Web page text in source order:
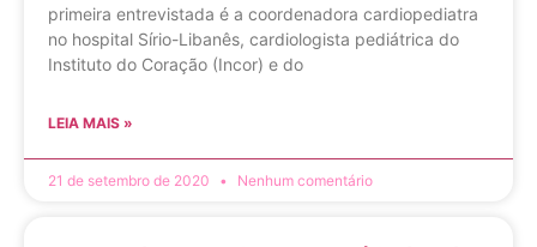
primeira entrevistada é a coordenadora cardiopediatra
no hospital Sírio-Libanês, cardiologista pediátrica do
Instituto do Coração (Incor) e do
LEIA MAIS »
21 de setembro de 2020 Nenhum comentário